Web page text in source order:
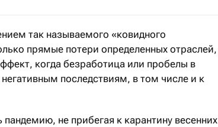
так называемого «ковидного
прямые потери определенных отраслей,
когда безработица или пробелы в
последствиям, в том числе и к
не прибегая к карантину весенних